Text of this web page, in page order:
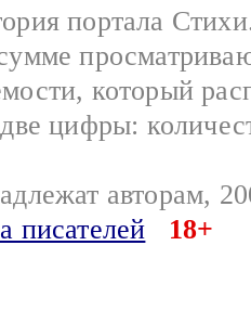
портала
который
цифры:
авторам,
писателей
18+